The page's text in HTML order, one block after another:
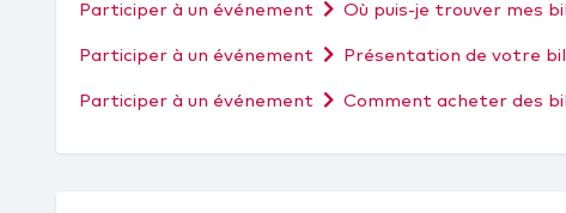
Participer à un événement Où puis-je trouver mes
Participer à un événement Présentation de votre
Participer à un événement Comment acheter des